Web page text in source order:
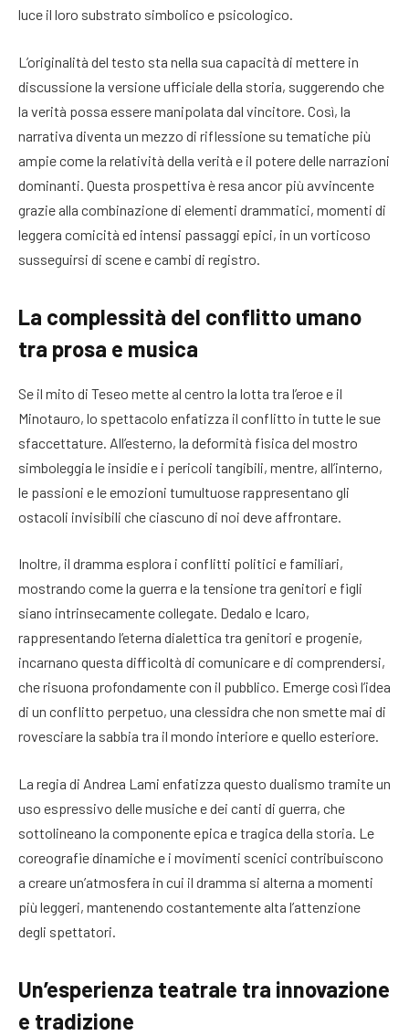
luce il loro substrato simbolico e psicologico.
L’originalità del testo sta nella sua capacità di mettere in
discussione la versione ufficiale della storia, suggerendo che
la verità possa essere manipolata dal vincitore. Così, la
narrativa diventa un mezzo di riflessione su tematiche più
ampie come la relatività della verità e il potere delle narrazioni
dominanti. Questa prospettiva è resa ancor più avvincente
grazie alla combinazione di elementi drammatici, momenti di
leggera comicità ed intensi passaggi epici, in un vorticoso
susseguirsi di scene e cambi di registro.
La complessità del conflitto umano
tra prosa e musica
Se il mito di Teseo mette al centro la lotta tra l’eroe e il
Minotauro, lo spettacolo enfatizza il conflitto in tutte le sue
sfaccettature. All’esterno, la deformità fisica del mostro
simboleggia le insidie e i pericoli tangibili, mentre, all’interno,
le passioni e le emozioni tumultuose rappresentano gli
ostacoli invisibili che ciascuno di noi deve affrontare.
Inoltre, il dramma esplora i conflitti politici e familiari,
mostrando come la guerra e la tensione tra genitori e figli
siano intrinsecamente collegate. Dedalo e Icaro,
rappresentando l’eterna dialettica tra genitori e progenie,
incarnano questa difficoltà di comunicare e di comprendersi,
che risuona profondamente con il pubblico. Emerge così l’idea
di un conflitto perpetuo, una clessidra che non smette mai di
rovesciare la sabbia tra il mondo interiore e quello esteriore.
La regia di Andrea Lami enfatizza questo dualismo tramite un
uso espressivo delle musiche e dei canti di guerra, che
sottolineano la componente epica e tragica della storia. Le
coreografie dinamiche e i movimenti scenici contribuiscono
a creare un’atmosfera in cui il dramma si alterna a momenti
più leggeri, mantenendo costantemente alta l’attenzione
degli spettatori.
Un’esperienza teatrale tra innovazione
e tradizione